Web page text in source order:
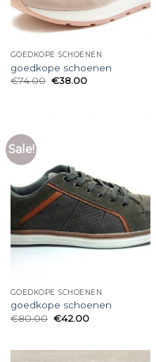
GOEDKOPE SCHOENEN
goedkope schoenen
€74.00 €38.00
Sale!
GOEDKOPE SCHOENEN
goedkope schoenen
€80.00 €42.00